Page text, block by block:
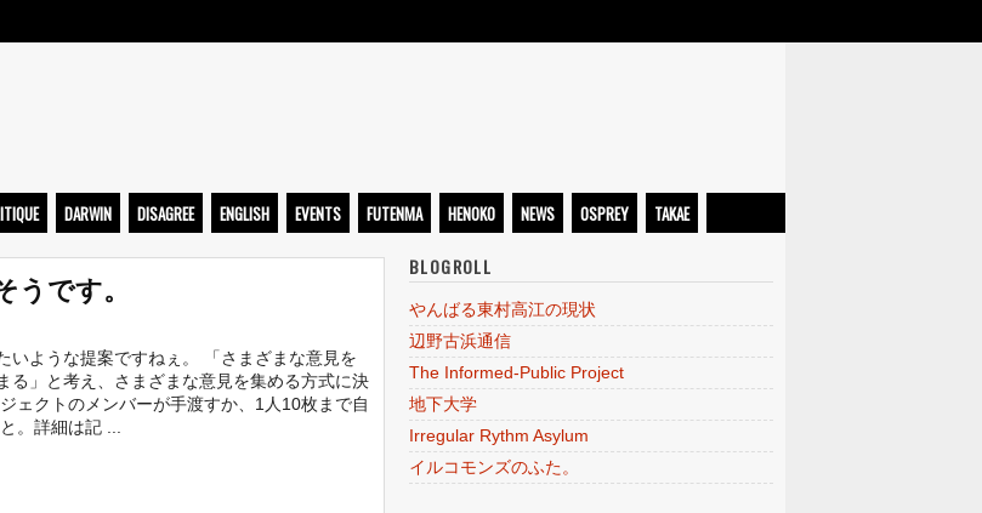
DARWIN DISAGREE ENGLISH EVENTS FUTENMA HENOKO NEWS OSPREY TAKAE
です。
いような提案ですねぇ。 「さまざまな意見を
る」と考え、さまざまな意見を集める方式に決
ェクトのメンバーが手渡すか、1人10枚まで自
。詳細は記 ...
BLOGROLL
やんばる東村高江の現状
辺野古浜通信
The Informed-Public Project
地下大学
Irregular Rythm Asylum
イルコモンズのふた。